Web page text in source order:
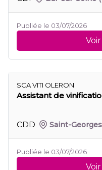
Publiée le 03/07/2026
SCA VITI OLERON
Assistant de
CDD Saint-
Publiée le 03/07/2026